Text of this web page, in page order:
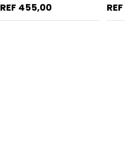
REF 455,00
REF